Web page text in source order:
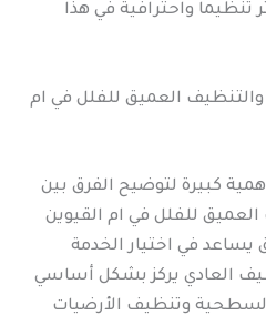
تنظيماً واحترافية في هذا
والتنظيف العميق للفلل في ام
كبيرة لتوضيح الفرق بين
للفلل في ام القيوين
يساعد في اختيار الخدمة
العادي يركز بشكل أساسي
السطحية وتنظيف الأرضيات